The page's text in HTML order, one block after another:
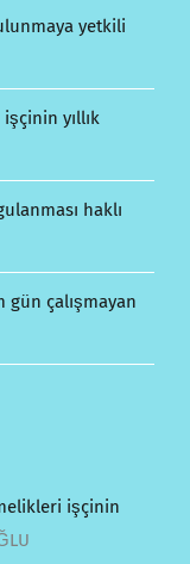
yetkili
yıllık
haklı
gün çalışmayan
işçinin